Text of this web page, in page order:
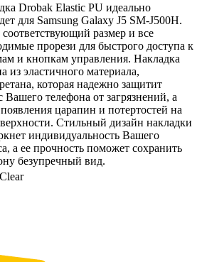
Drobak Elastic PU идеально
для Samsung Galaxy J5 SM-J500H.
размер и все
прорези для быстрого доступа к
и кнопкам управления. Накладка
из эластичного материала,
которая надежно защитит
Вашего телефона от загрязнений, а
царапин и потертостей на
Стильный дизайн накладки
индивидуальность Вашего
а ее прочность поможет сохранить
безупречный вид.